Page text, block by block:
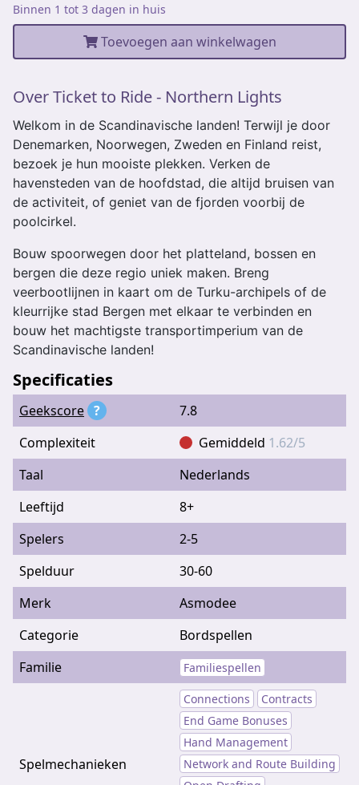
Binnen 1 tot 3 dagen in huis
Toevoegen aan winkelwagen
Over Ticket to Ride - Northern Lights
Welkom in de Scandinavische landen! Terwijl je door
Denemarken, Noorwegen, Zweden en Finland reist,
bezoek je hun mooiste plekken. Verken de
havensteden van de hoofdstad, die altijd bruisen van
de activiteit, of geniet van de fjorden voorbij de
poolcirkel.
Bouw spoorwegen door het platteland, bossen en
bergen die deze regio uniek maken. Breng
veerbootlijnen in kaart om de Turku-archipels of de
kleurrijke stad Bergen met elkaar te verbinden en
bouw het machtigste transportimperium van de
Scandinavische landen!
Specificaties
Geekscore ?
7.8
Complexiteit
Gemiddeld 1.62/5
Taal
Nederlands
Leeftijd
8+
Spelers
2-5
Spelduur
30-60
Merk
Asmodee
Categorie
Bordspellen
Familie
Familiespellen
Spelmechanieken
Connections
Contracts
End Game Bonuses
Hand Management
Network and Route Building